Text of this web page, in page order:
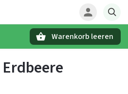
Warenkorb leeren
Erdbeere